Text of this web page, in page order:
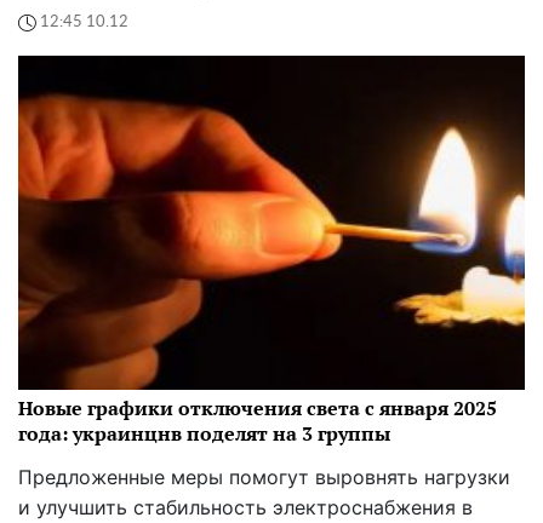
12:45 10.12
Новые графики отключения света с января 2025
года: украинцнв поделят на 3 группы
Предложенные меры помогут выровнять нагрузки
и улучшить стабильность электроснабжения в